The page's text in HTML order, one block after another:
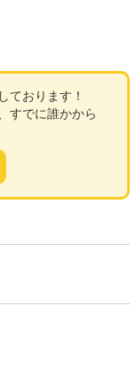
ております！
すでに誰かから